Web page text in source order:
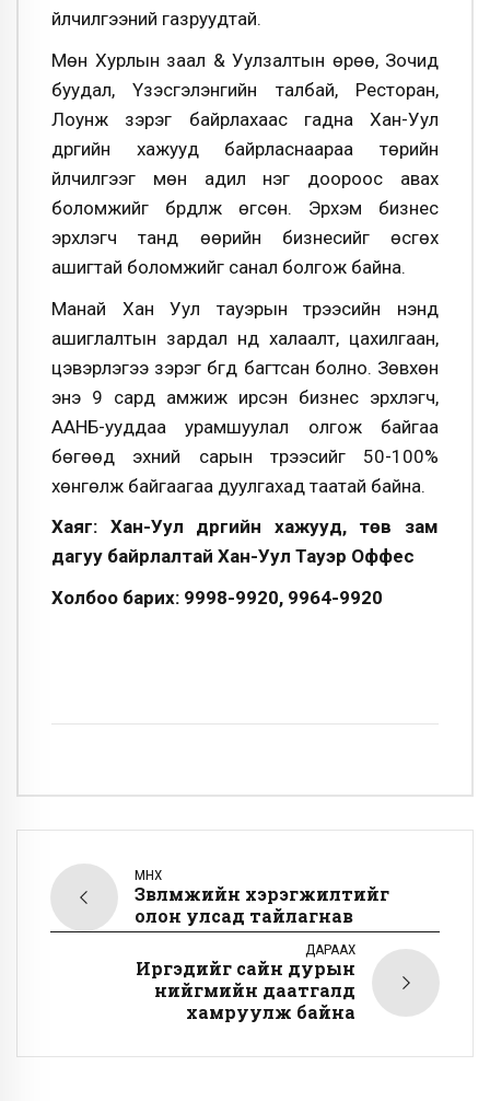
үйлчилгээний газруудтай.
Мөн Хурлын заал & Уулзалтын өрөө, Зочид
буудал, Үзэсгэлэнгийн талбай, Ресторан,
Лоунж зэрэг байрлахаас гадна Хан-Уул
дүүргийн хажууд байрласнаараа төрийн
үйлчилгээг мөн адил нэг доороос авах
боломжийг бүрдүүлж өгсөн. Эрхэм бизнес
эрхлэгч танд өөрийн бизнесийг өсгөх
ашигтай боломжийг санал болгож байна.
Манай Хан Уул тауэрын түрээсийн үнэнд
ашиглалтын зардал үүнд халаалт, цахилгаан,
цэвэрлэгээ зэрэг бүгд багтсан болно. Зөвхөн
энэ 9 сард амжиж ирсэн бизнес эрхлэгч,
ААНБ-ууддаа урамшуулал олгож байгаа
бөгөөд эхний сарын түрээсийг 50-100%
хөнгөлж байгаагаа дуулгахад таатай байна.
Хаяг: Хан-Уул дүүргийн хажууд, төв зам
дагуу байрлалтай Хан-Уул Тауэр Оффес
Холбоо барих: 9998-9920, 9964-9920​
ӨМНӨХ
Зөвлөмжийн хэрэгжилтийг
олон улсад тайлагнав
ДАРААХ
Иргэдийг сайн дурын
нийгмийн даатгалд
хамруулж байна